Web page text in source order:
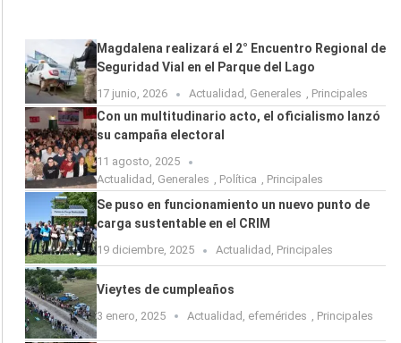
Magdalena realizará el 2° Encuentro Regional de
Seguridad Vial en el Parque del Lago
17 junio, 2026 Actualidad , Generales , Principales
Con un multitudinario acto, el oficialismo lanzó
su campaña electoral
11 agosto, 2025
Actualidad , Generales , Política , Principales
Se puso en funcionamiento un nuevo punto de
carga sustentable en el CRIM
19 diciembre, 2025 Actualidad , Principales
Vieytes de cumpleaños
3 enero, 2025 Actualidad efemérides Principales